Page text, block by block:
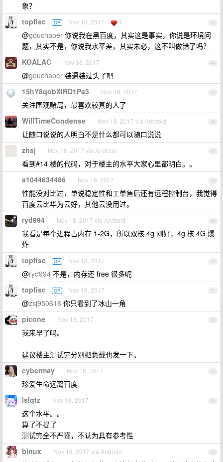
象？
43
topfisc OP Nov 18, 2017 1
@gouchaoer 你说我在黑百度，其实这是事实，你说是环境问
题，其实不是，你说我水平差，其实未必，这不叫做错了吗？
44
KOALAC Nov 18, 2017
@gouchaoer 装逼装过头了吧
45
15hY8qobXlRD1Pa3 Nov 18, 2017
关注围观赌局，最喜欢较真的人了
46
WillTimeCondense Nov 18, 2017 via Android
让随口说说的人明白不是什么都可以随口说说
47
zhsj Nov 18, 2017 via Android
看到#14 楼的代码，对于楼主的水平大家心里都明白。。
48
a1044634486 Nov 18, 2017
性能没对比过，单说稳定性和工单售后还有远程控制台，我觉得
百度云比华为云好，其他云没用过。
49
ryd994 Nov 18, 2017 via Android
我看是每个进程占内存 1-2G，所以双核 4g 刚好，4g 核 4G 爆
炸
50
topfisc OP Nov 18, 2017
@ryd994 不是，内存还 free 很多呢
51
topfisc OP Nov 18, 2017
@zsj950618 你只看到了冰山一角
52
picone Nov 18, 2017
我来早了吗。
建议楼主测试完分别把负载也发一下。
53
cybermay Nov 18, 2017
珍爱生命远离百度
54
lslqtz Nov 18, 2017
这个水平。。
算了不提了
测试完全不严谨，不认为具有参考性
55
binux Nov 18, 2017 via Android